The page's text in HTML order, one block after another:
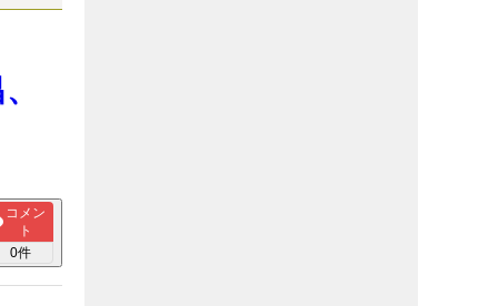
コメン
ト
0件